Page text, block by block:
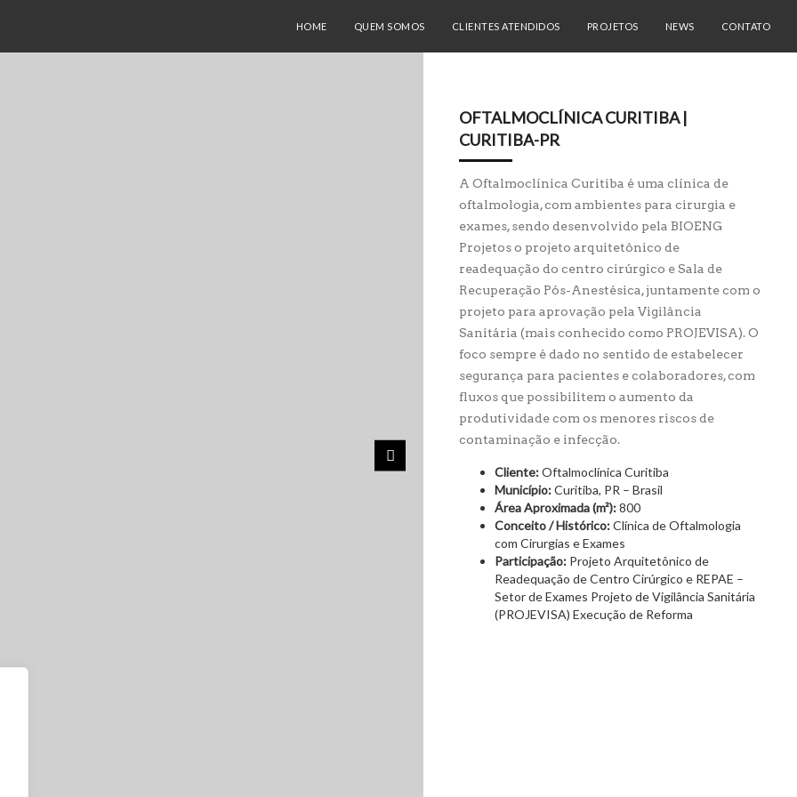
HOME QUEM SOMOS CLIENTES ATENDIDOS PROJETOS NEWS CONTATO
PREV NEXT
OFTALMOCLÍNICA CURITIBA |
CURITIBA-PR
A Oftalmoclínica Curitiba é uma clínica de
oftalmologia, com ambientes para cirurgia e
exames, sendo desenvolvido pela BIOENG
Projetos o projeto arquitetônico de
readequação do centro cirúrgico e Sala de
Recuperação Pós-Anestésica, juntamente com o
projeto para aprovação pela Vigilância
Sanitária (mais conhecido como PROJEVISA). O
foco sempre é dado no sentido de estabelecer
segurança para pacientes e colaboradores, com
fluxos que possibilitem o aumento da
produtividade com os menores riscos de
contaminação e infecção.
Cliente:Oftalmoclínica Curitiba
Município:Curitiba, PR – Brasil
Área Aproximada (m²):800
Conceito / Histórico:Clínica de Oftalmologia
com Cirurgias e Exames
Participação: Projeto Arquitetônico de
Readequação de Centro Cirúrgico e REPAE –
Setor de Exames Projeto de Vigilância Sanitária
(PROJEVISA) Execução de Reforma